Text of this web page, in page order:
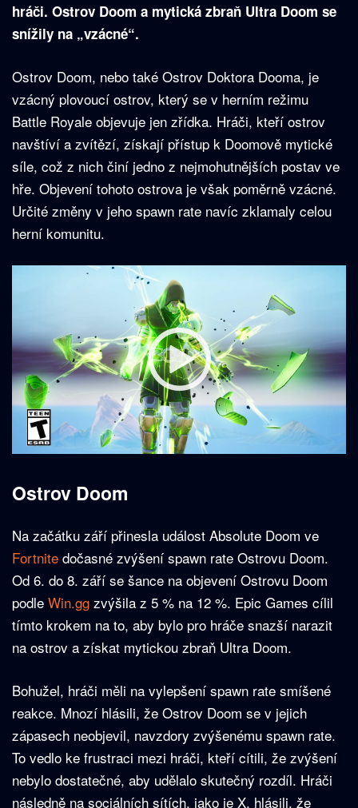
hráči. Ostrov Doom a mytická zbraň Ultra Doom se
snížily na „vzácné“.
Ostrov Doom, nebo také Ostrov Doktora Dooma, je
vzácný plovoucí ostrov, který se v herním režimu
Battle Royale objevuje jen zřídka. Hráči, kteří ostrov
navštíví a zvítězí, získají přístup k Doomově mytické
síle, což z nich činí jedno z nejmohutnějších postav ve
hře. Objevení tohoto ostrova je však poměrně vzácné.
Určité změny v jeho spawn rate navíc zklamaly celou
herní komunitu.
Ostrov Doom
Na začátku září přinesla událost Absolute Doom ve
Fortnite dočasné zvýšení spawn rate Ostrovu Doom.
Od 6. do 8. září se šance na objevení Ostrovu Doom
podle Win.gg zvýšila z 5 % na 12 %. Epic Games cílil
tímto krokem na to, aby bylo pro hráče snazší narazit
na ostrov a získat mytickou zbraň Ultra Doom.
Bohužel, hráči měli na vylepšení spawn rate smíšené
reakce. Mnozí hlásili, že Ostrov Doom se v jejich
zápasech neobjevil, navzdory zvýšenému spawn rate.
To vedlo ke frustraci mezi hráči, kteří cítili, že zvýšení
nebylo dostatečné, aby udělalo skutečný rozdíl. Hráči
následně na sociálních sítích, jako je X, hlásili, že